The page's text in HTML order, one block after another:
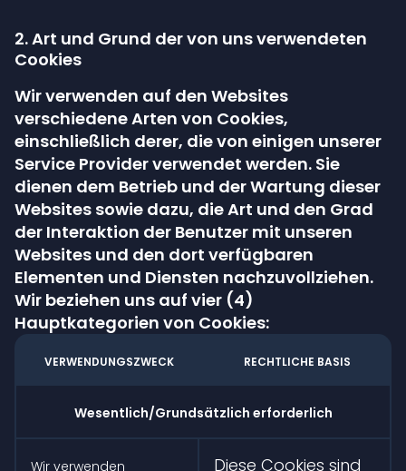
2. Art und Grund der von uns verwendeten
Cookies
Wir verwenden auf den Websites
verschiedene Arten von Cookies,
einschließlich derer, die von einigen unserer
Service Provider verwendet werden. Sie
dienen dem Betrieb und der Wartung dieser
Websites sowie dazu, die Art und den Grad
der Interaktion der Benutzer mit unseren
Websites und den dort verfügbaren
Elementen und Diensten nachzuvollziehen.
Wir beziehen uns auf vier (4)
Hauptkategorien von Cookies:
VERWENDUNGSZWECK RECHTLICHE BASIS
Wesentlich/Grundsätzlich erforderlich
Wir verwenden
Diese Cookies sind